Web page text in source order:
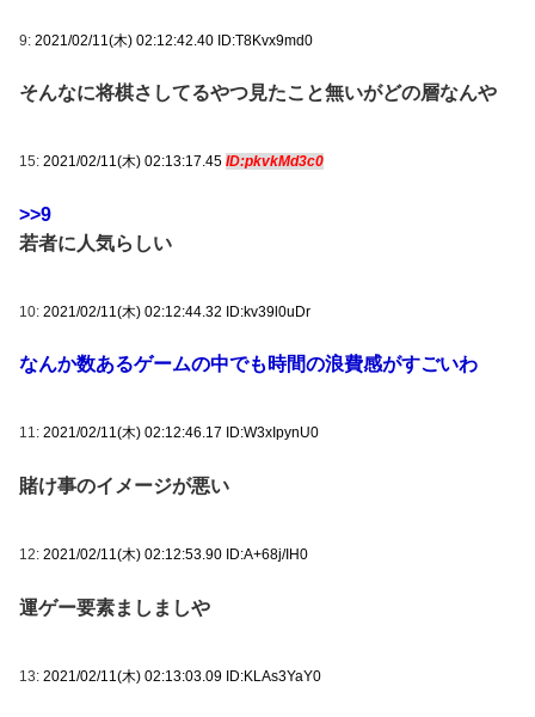
9: 2021/02/11(木) 02:12:42.40 ID:T8Kvx9md0
そんなに将棋さしてるやつ見たこと無いがどの層なんや
15: 2021/02/11(木) 02:13:17.45 ID:pkvkMd3c0
>>9
若者に人気らしい
10: 2021/02/11(木) 02:12:44.32 ID:kv39l0uDr
なんか数あるゲームの中でも時間の浪費感がすごいわ
11: 2021/02/11(木) 02:12:46.17 ID:W3xIpynU0
賭け事のイメージが悪い
12: 2021/02/11(木) 02:12:53.90 ID:A+68j/IH0
運ゲー要素ましましや
13: 2021/02/11(木) 02:13:03.09 ID:KLAs3YaY0